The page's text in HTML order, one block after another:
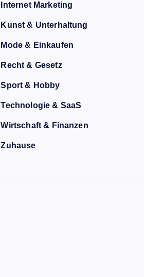
Internet Marketing
Kunst & Unterhaltung
Mode & Einkaufen
Recht & Gesetz
Sport & Hobby
Technologie & SaaS
Wirtschaft & Finanzen
Zuhause